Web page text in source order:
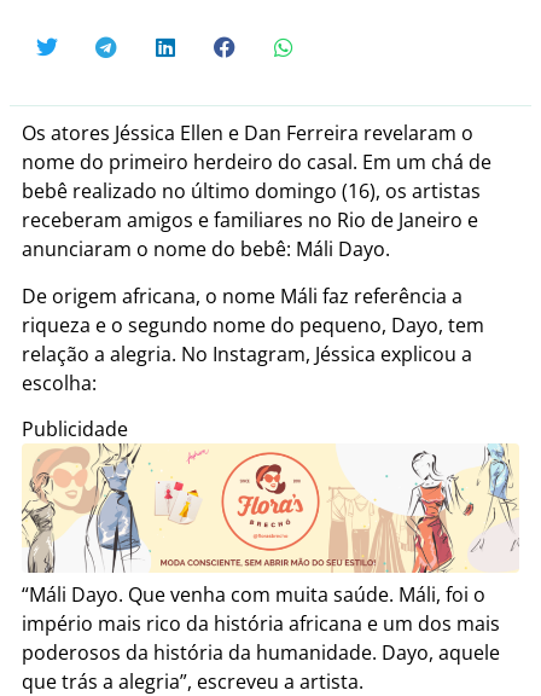
Os atores Jéssica Ellen e Dan Ferreira revelaram o
nome do primeiro herdeiro do casal. Em um chá de
bebê realizado no último domingo (16), os artistas
receberam amigos e familiares no Rio de Janeiro e
anunciaram o nome do bebê: Máli Dayo.
De origem africana, o nome Máli faz referência a
riqueza e o segundo nome do pequeno, Dayo, tem
relação a alegria. No Instagram, Jéssica explicou a
escolha:
Publicidade
“Máli Dayo. Que venha com muita saúde. Máli, foi o
império mais rico da história africana e um dos mais
poderosos da história da humanidade. Dayo, aquele
que trás a alegria”, escreveu a artista.